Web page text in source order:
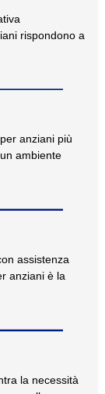
rispondono a
anziani più
ambiente
assistenza
anziani è la
la necessità